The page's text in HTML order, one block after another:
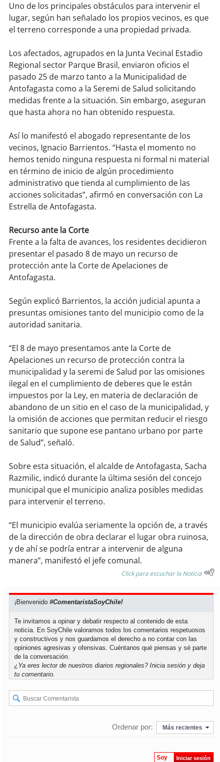
soy osorno
soypuertomontt
soychiloé
Uno de los principales obstáculos para intervenir el
lugar, según han señalado los propios vecinos, es que
el terreno corresponde a una propiedad privada.
Los afectados, agrupados en la Junta Vecinal Estadio
Regional sector Parque Brasil, enviaron oficios el
pasado 25 de marzo tanto a la Municipalidad de
Antofagasta como a la Seremi de Salud solicitando
medidas frente a la situación. Sin embargo, aseguran
que hasta ahora no han obtenido respuesta.
Así lo manifestó el abogado representante de los
vecinos, Ignacio Barrientos. “Hasta el momento no
hemos tenido ninguna respuesta ni formal ni material
en término de inicio de algún procedimiento
administrativo que tienda al cumplimiento de las
acciones solicitadas”, afirmó en conversación con La
Estrella de Antofagasta.
Recurso ante la Corte
Frente a la falta de avances, los residentes decidieron
presentar el pasado 8 de mayo un recurso de
protección ante la Corte de Apelaciones de
Antofagasta.
Según explicó Barrientos, la acción judicial apunta a
presuntas omisiones tanto del municipio como de la
autoridad sanitaria.
“El 8 de mayo presentamos ante la Corte de
Apelaciones un recurso de protección contra la
municipalidad y la seremi de Salud por las omisiones
ilegal en el cumplimiento de deberes que le están
impuestos por la Ley, en materia de declaración de
abandono de un sitio en el caso de la municipalidad, y
la omisión de acciones que permitan reducir el riesgo
sanitario que supone ese pantano urbano por parte
de Salud”, señaló.
Sobre esta situación, el alcalde de Antofagasta, Sacha
Razmilic, indicó durante la última sesión del concejo
municipal que el municipio analiza posibles medidas
para intervenir el terreno.
“El municipio evalúa seriamente la opción de, a través
de la dirección de obra declarar el lugar obra ruinosa,
y de ahí se podría entrar a intervenir de alguna
manera”, manifestó el jefe comunal.
Click para escuchar la Noticia
¡Bienvenido#ComentaristaSoyChile!
Te invitamos a opinar y debatir respecto al contenido de esta
noticia. En SoyChile valoramos todos los comentarios respetuosos
y constructivos y nos guardamos el derecho a no contar con las
opiniones agresivas y ofensivas. Cuéntanos qué piensas y sé parte
de la conversación.
¿Ya eres lector de nuestros diarios regionales?Inicia sesión y deja
tu comentario.
Ordenar por: Más recientes
Soy Iniciar sesión